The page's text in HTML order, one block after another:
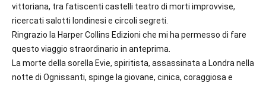
vittoriana, tra fatiscenti castelli teatro di morti improvvise,
ricercati salotti londinesi e circoli segreti.
Ringrazio la Harper Collins Edizioni che mi ha permesso di fare
questo viaggio straordinario in anteprima.
La morte della sorella Evie, spiritista, assassinata a Londra nella
notte di Ognissanti, spinge la giovane, cinica, coraggiosa e